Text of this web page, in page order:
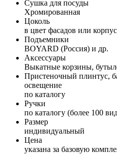
Сушка для посуды
Хромированная
Цоколь
в цвет фасадов или
Подъемники
BOYARD (Россия) и др.
Аксессуары
Выкатные корзины,
Пристеночный плинтус,
освещение
по каталогу
Ручки
по каталогу (более 100
Размер
индивидуальный
Цена
указана за базовую